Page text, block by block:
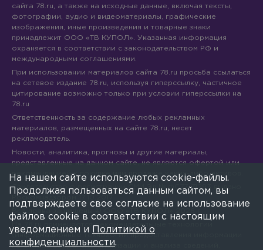
сайта 78.ru, а также на исходные данные, включая тексты,
фотографии, аудио и видеоматериалы, графические
изображения, иные произведения и товарные знаки
принадлежит ООО «ТВ КУПОЛ». Указанная информация
охраняется в соответствии с законодательством РФ и
международными соглашениями.
При использовании материалов сайта 78.ru просьба ссылаться
на сетевое издание 78.ru, используя гиперссылку, частичное
цитирование возможно только при условии гиперссылки на
78.ru
Ответственность за содержание любых рекламных
материалов, размещенных на сайте 78.ru, несет
рекламодатель.
Новости, аналитика, прогнозы и другие материалы,
представленные на данном сайте, не являются офертой или
рекомендацией к покупке или продаже каких-либо активов.
Свидетельство о регистрации СМИ Эл № ФС77-71293 выдано
Все права защищены © ООО «ТВ КУПОЛ»
На 78.ru применяются рекомендательные технологии
(информационные технологии предоставления информации
на основе сбора, систематизации и анализа сведений,
На нашем сайте используются cookie-файлы.
Продолжая пользоваться данным сайтом, вы
подтверждаете свое согласие на использование
файлов cookie в соответствии с настоящим
уведомлением и
Политикой о
конфиденциальности.